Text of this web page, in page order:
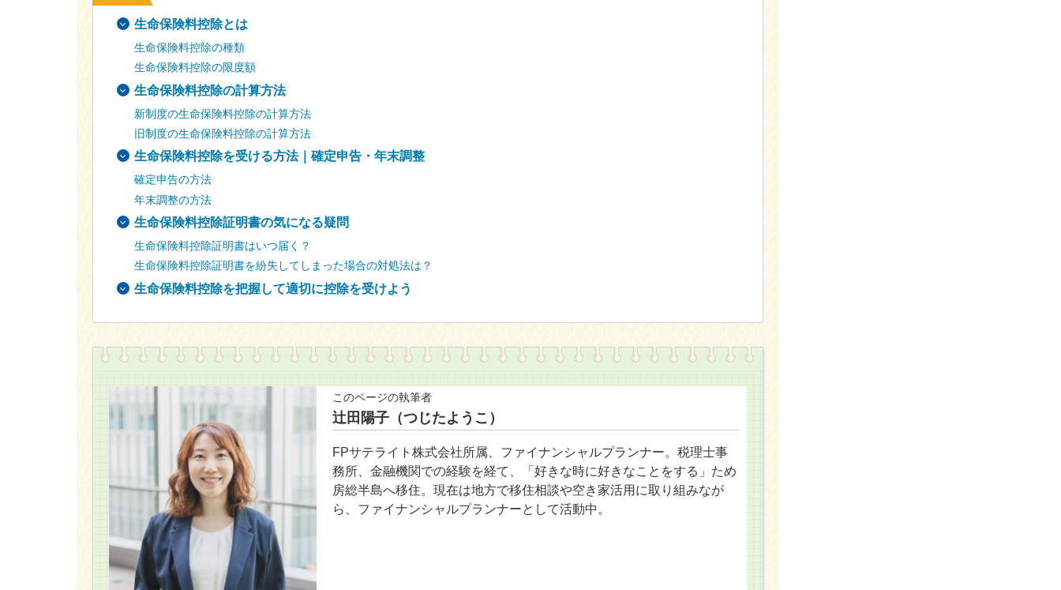
生命保険料控除とは
生命保険料控除の種類
生命保険料控除の限度額
生命保険料控除の計算方法
新制度の生命保険料控除の計算方法
旧制度の生命保険料控除の計算方法
生命保険料控除を受ける方法｜確定申告・年末調整
確定申告の方法
年末調整の方法
生命保険料控除証明書の気になる疑問
生命保険料控除証明書はいつ届く？
生命保険料控除証明書を紛失してしまった場合の対処法は？
生命保険料控除を把握して適切に控除を受けよう
このページの執筆者
辻田陽子（つじたようこ）
FPサテライト株式会社所属、ファイナンシャルプランナー。税理士事
務所、金融機関での経験を経て、「好きな時に好きなことをする」ため
房総半島へ移住。現在は地方で移住相談や空き家活用に取り組みなが
ら、ファイナンシャルプランナーとして活動中。